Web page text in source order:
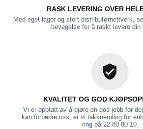
RASK LEVERING OVER
Med eget lager og stort distributørnettverk,
bevegelse for å raskt levere din
KVALITET OG GOD
Vi er opptatt av å gjøre en god jobb for
kan forbedre oss, er vi takknemling for
ring på 22 80 80 10.